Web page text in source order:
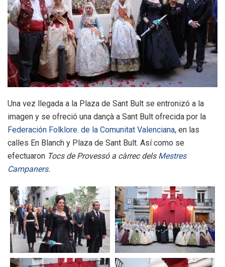
Una vez llegada a la Plaza de Sant Bult se entronizó a la
imagen y se ofreció una dançà a Sant Bult ofrecida por la
Federación Folklore. de la Comunitat Valenciana, en las
calles En Blanch y Plaza de Sant Bult. Así como se
efectuaron Tocs de Provessó a càrrec dels Mestres
Campaners.